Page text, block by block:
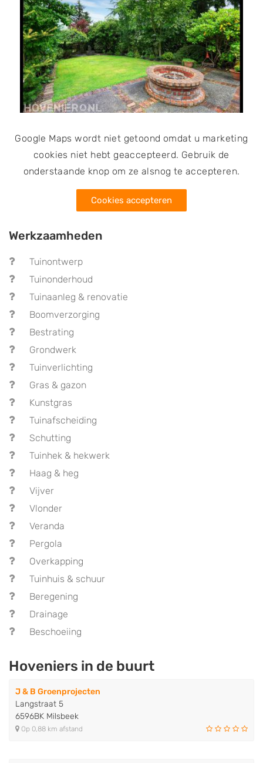
Google Maps wordt niet getoond omdat u marketing
cookies niet hebt geaccepteerd. Gebruik de
onderstaande knop om ze alsnog te accepteren.
Cookies accepteren
Werkzaamheden
Tuinontwerp
Tuinonderhoud
Tuinaanleg & renovatie
Boomverzorging
Bestrating
Grondwerk
Tuinverlichting
Gras & gazon
Kunstgras
Tuinafscheiding
Schutting
Tuinhek & hekwerk
Haag & heg
Vijver
Vlonder
Veranda
Pergola
Overkapping
Tuinhuis & schuur
Beregening
Drainage
Beschoeiing
Hoveniers in de buurt
J & B Groenprojecten
Langstraat 5
6596BK Milsbeek
Op 0,88 km afstand